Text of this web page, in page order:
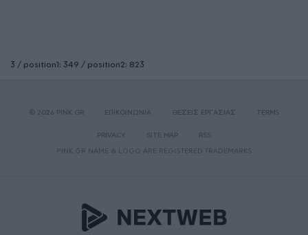
3 / position1: 349 / position2: 823
© 2026 PINK.GR ΕΠΙΚΟΙΝΩΝΙΑ ΘΕΣΕΙΣ ΕΡΓΑΣΙΑΣ TERMS
PRIVACY SITE MAP
RSS
PINK.GR NAME & LOGO ARE REGISTERED TRADEMARKS